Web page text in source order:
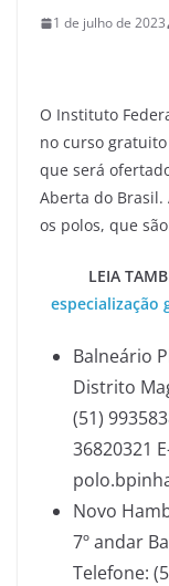
1 de julho de 2023
O Instituto
no curso
que será
Aberta do Brasil.
os polos, que
LEIA
especialização
Balneário
Distrito
(51)
36820321
Novo
7º andar
Telefone: